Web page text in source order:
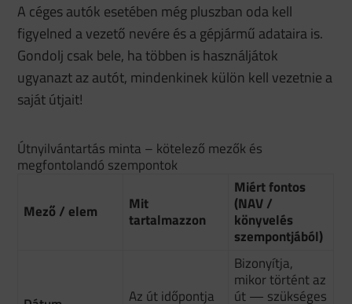
A céges autók esetében még pluszban oda kell
figyelned a vezető nevére és a gépjármű adataira is.
Gondolj csak bele, ha többen is használjátok
ugyanazt az autót, mindenkinek külön kell vezetnie a
saját útjait!
Útnyilvántartás minta – kötelező mezők és
megfontolandó szempontok
Mező / elem
Mit
tartalmazzon
Miért fontos
(NAV /
könyvelés
szempontjából)
Az út időpontja
Bizonyítja,
mikor történt az
út — szükséges